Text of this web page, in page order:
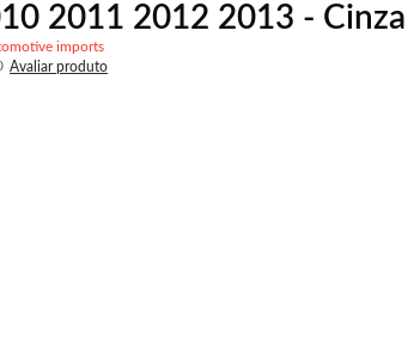
2011 2012 2013 - Cinza
imports